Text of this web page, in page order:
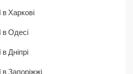
в Харкові
в Одесі
Дніпрі
в Запоріжжі